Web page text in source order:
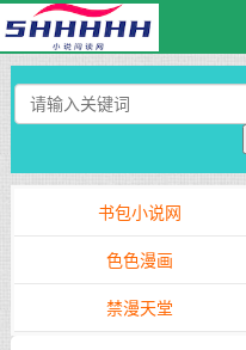
书包小说网
色色漫画
禁漫天堂